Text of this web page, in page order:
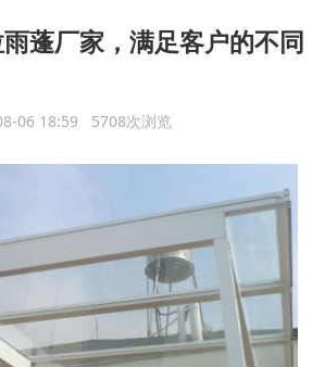
蓬厂家，满足客户的不同
06 18:59 5708次浏览